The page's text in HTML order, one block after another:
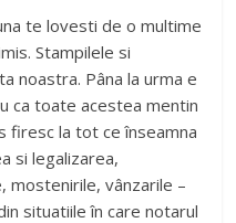
te lovesti de o multime
Stampilele si
noastra. Pâna la urma e
ca toate acestea mentin
firesc la tot ce înseamna
si legalizarea,
mostenirile, vânzarile –
situatiile în care notarul